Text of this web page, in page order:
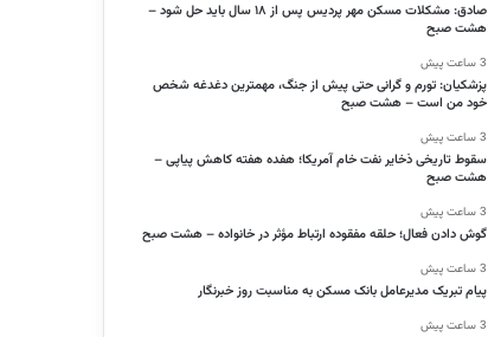
صادق: مشکلات مسکن مهر پردیس پس از ۱۸ سال باید حل شود –
هشت صبح
3 ساعت پیش
پزشکیان: تورم و گرانی حتی پیش از جنگ، مهمترین دغدغه شخص
خود من است – هشت صبح
3 ساعت پیش
سقوط تاریخی ذخایر نفت خام آمریکا؛ هفده هفته کاهش پیاپی –
هشت صبح
3 ساعت پیش
گوش دادن فعال؛ حلقه مفقوده ارتباط مؤثر در خانواده – هشت صبح
3 ساعت پیش
پیام تبریک مدیرعامل بانک مسکن به مناسبت روز خبرنگار
3 ساعت پیش